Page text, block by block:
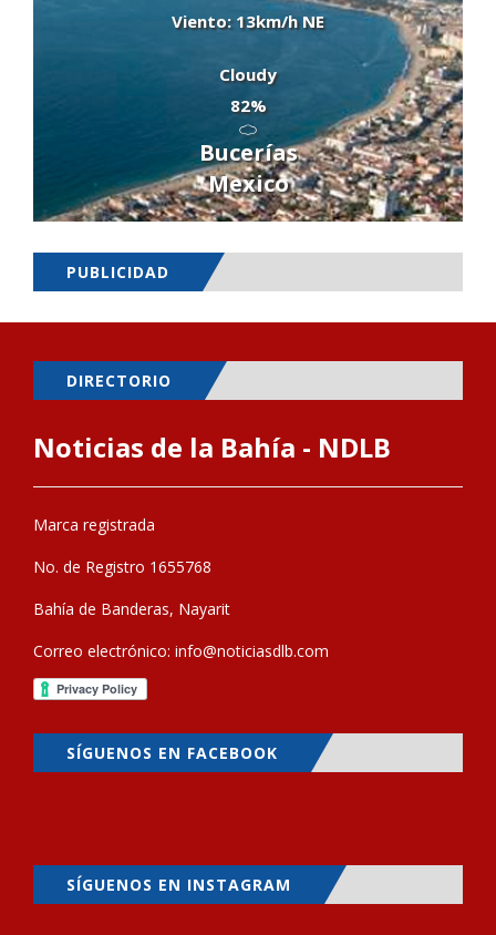
Viento: 13km/h NE
Cloudy
82%
Bucerías
Mexico
PUBLICIDAD
DIRECTORIO
Noticias de la Bahía - NDLB
Marca registrada
No. de Registro 1655768
Bahía de Banderas, Nayarit
Correo electrónico: info@noticiasdlb.com
SÍGUENOS EN FACEBOOK
SÍGUENOS EN INSTAGRAM